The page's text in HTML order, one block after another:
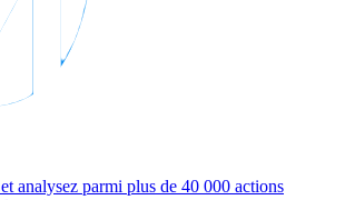
analysez parmi plus de 40 000 actions